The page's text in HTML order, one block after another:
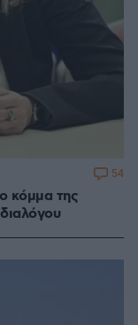
κόμμα της
54